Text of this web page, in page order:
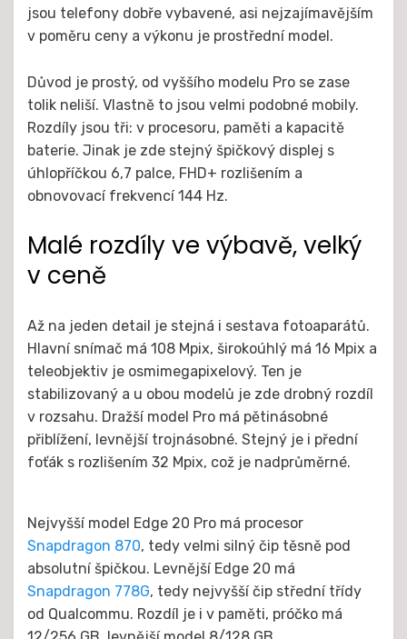
jsou telefony dobře vybavené, asi nejzajímavějším
v poměru ceny a výkonu je prostřední model.
Důvod je prostý, od vyššího modelu Pro se zase
tolik neliší. Vlastně to jsou velmi podobné mobily.
Rozdíly jsou tři: v procesoru, paměti a kapacitě
baterie. Jinak je zde stejný špičkový displej s
úhlopříčkou 6,7 palce, FHD+ rozlišením a
obnovovací frekvencí 144 Hz.
Malé rozdíly ve výbavě, velký
v ceně
Až na jeden detail je stejná i sestava fotoaparátů.
Hlavní snímač má 108 Mpix, širokoúhlý má 16 Mpix a
teleobjektiv je osmimegapixelový. Ten je
stabilizovaný a u obou modelů je zde drobný rozdíl
v rozsahu. Dražší model Pro má pětinásobné
přiblížení, levnější trojnásobné. Stejný je i přední
foťák s rozlišením 32 Mpix, což je nadprůměrné.
Nejvyšší model Edge 20 Pro má procesor
Snapdragon 870, tedy velmi silný čip těsně pod
absolutní špičkou. Levnější Edge 20 má
Snapdragon 778G, tedy nejvyšší čip střední třídy
od Qualcommu. Rozdíl je i v paměti, próčko má